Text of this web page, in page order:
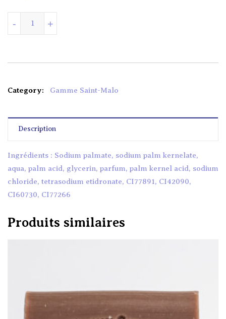
+
-
Category: Gamme Saint-Malo
Description
Ingrédients : Sodium palmate, sodium palm kernelate,
aqua, palm acid, glycerin, parfum, palm kernel acid, sodium
chloride, tetrasodium etidronate, CI77891, CI42090,
CI60730, CI77266
Produits similaires